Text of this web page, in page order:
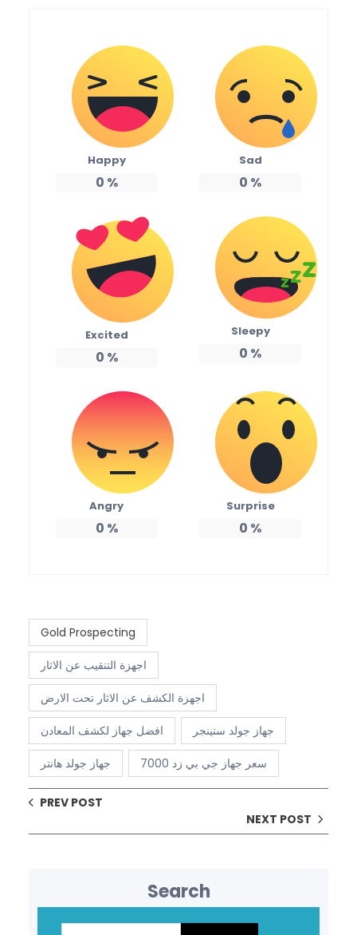
Happy
0 %
Sad
0 %
Excited
0 %
Sleepy
0 %
Angry
0 %
Surprise
0 %
Gold Prospecting
اجهزة التنقيب عن الاثار
اجهزة الكشف عن الاثار تحت الارض
افضل جهاز لكشف المعادن جهاز جولد ستينجر
جهاز جولد هانتر سعر جهاز جي بي زد 7000
PREV POST
NEXT POST
Search